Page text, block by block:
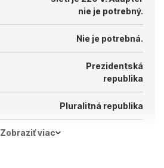
nie je potrebný.
Nie je potrebná.
Prezidentská
republika
Pluralitná republika
Zobraziť viac